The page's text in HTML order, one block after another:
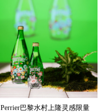
Perrier巴黎水村上隆灵感限量